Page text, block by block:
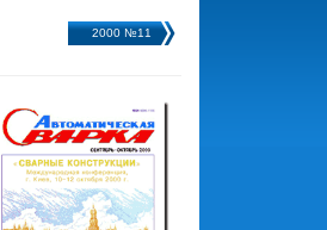
2000 №11